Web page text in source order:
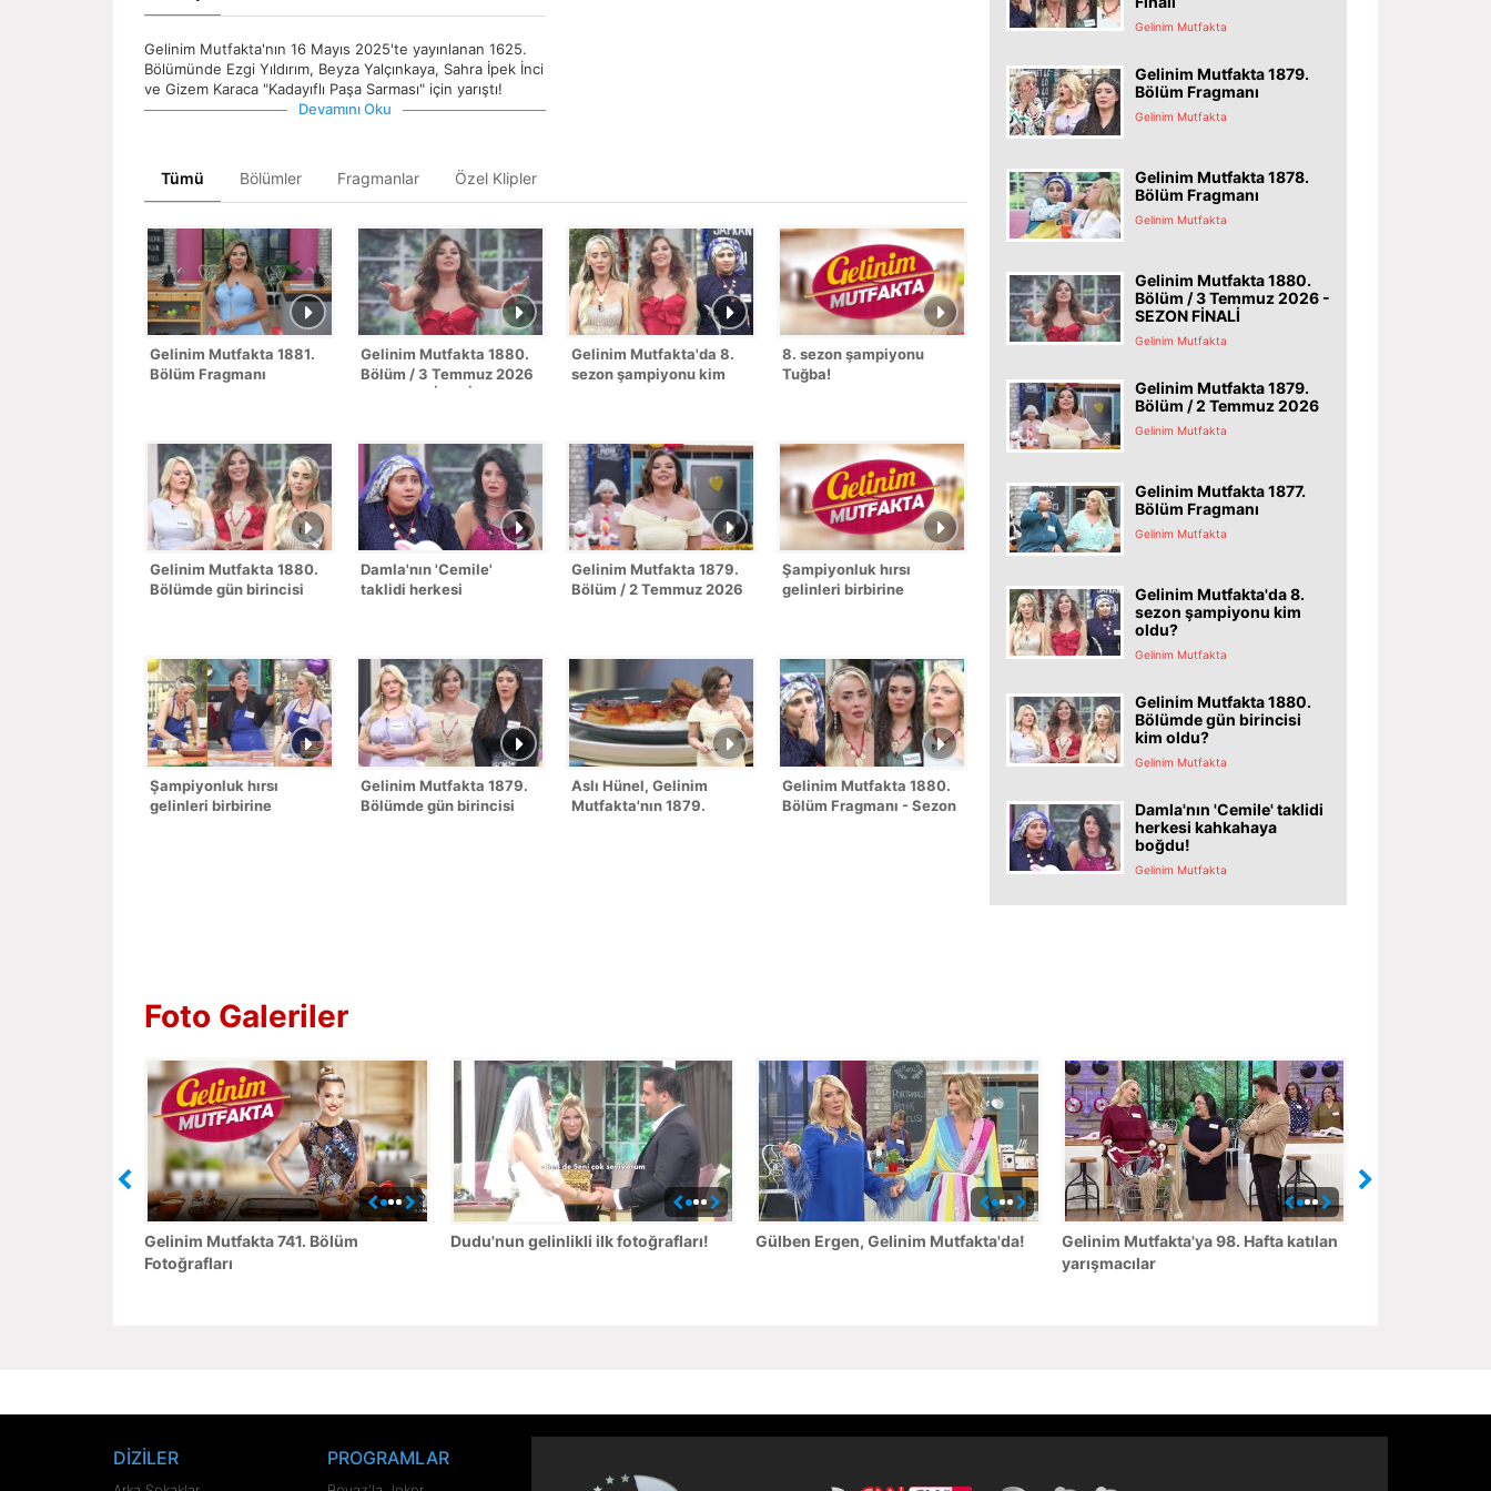
Gelinim Mutfakta'nın 16 Mayıs 2025'te yayınlanan 1625.
Bölümünde Ezgi Yıldırım, Beyza Yalçınkaya, Sahra İpek İnci
ve Gizem Karaca "Kadayıflı Paşa Sarması" için yarıştı!
Devamını Oku
Tümü Bölümler Fragmanlar Özel Klipler
Gelinim Mutfakta 1881.
Bölüm Fragmanı
Gelinim Mutfakta 1880.
Bölüm / 3 Temmuz 2026
- SEZON FİNALİ
Gelinim Mutfakta'da 8.
sezon şampiyonu kim
8. sezon şampiyonu
Tuğba!
Gelinim Mutfakta 1880.
Bölümde gün birincisi
Damla'nın 'Cemile'
taklidi herkesi
Gelinim Mutfakta 1879.
Bölüm / 2 Temmuz 2026
Şampiyonluk hırsı
gelinleri birbirine
Şampiyonluk hırsı
gelinleri birbirine
Gelinim Mutfakta 1879.
Bölümde gün birincisi
Aslı Hünel, Gelinim
Mutfakta'nın 1879.
Gelinim Mutfakta 1880.
Bölüm Fragmanı - Sezon
Gelinim Mutfakta
Gelinim Mutfakta 1879.
Bölüm Fragmanı
Gelinim Mutfakta
Gelinim Mutfakta 1878.
Bölüm Fragmanı
Gelinim Mutfakta
Gelinim Mutfakta 1880.
Bölüm / 3 Temmuz 2026 -
SEZON FİNALİ
Gelinim Mutfakta
Gelinim Mutfakta 1879.
Bölüm / 2 Temmuz 2026
Gelinim Mutfakta
Gelinim Mutfakta 1877.
Bölüm Fragmanı
Gelinim Mutfakta
Gelinim Mutfakta'da 8.
sezon şampiyonu kim
oldu?
Gelinim Mutfakta
Gelinim Mutfakta 1880.
Bölümde gün birincisi
kim oldu?
Gelinim Mutfakta
Damla'nın 'Cemile' taklidi
herkesi kahkahaya
boğdu!
Gelinim Mutfakta
Foto Galeriler
Gelinim Mutfakta 741. Bölüm
Fotoğrafları
Dudu'nun gelinlikli ilk fotoğrafları! Gülben Ergen, Gelinim Mutfakta'da!
Gelinim Mutfakta'ya 98. Hafta katılan
yarışmacılar
DİZİLER PROGRAMLAR